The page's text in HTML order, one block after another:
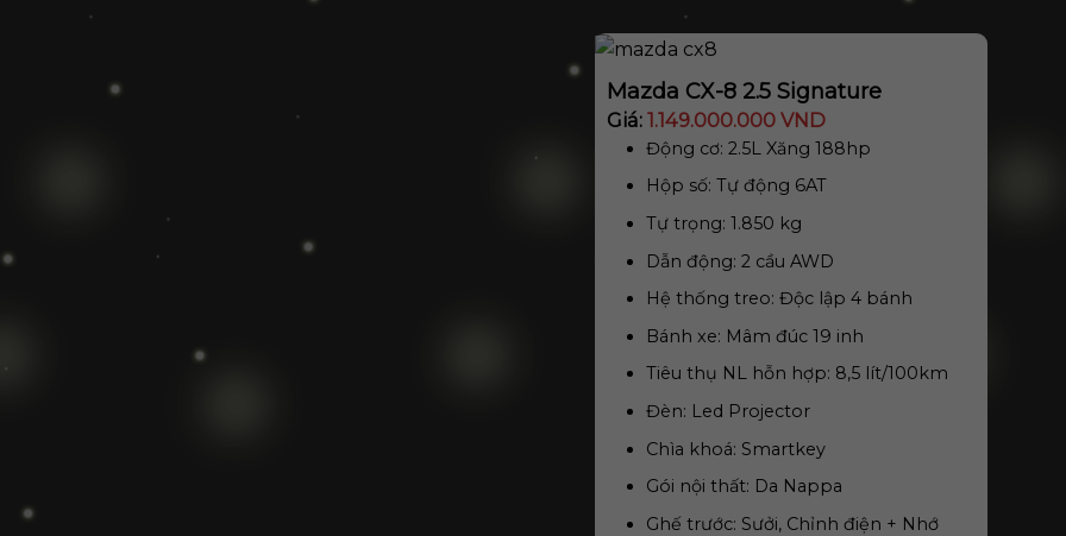
Mazda CX-8 2.5 Signature
Giá: 1.149.000.000 VND
Động cơ: 2.5L Xăng 188hp
Hộp số: Tự động 6AT
Tự trọng: 1.850 kg
Dẫn động: 2 cầu AWD
Hệ thống treo: Độc lập 4 bánh
Bánh xe: Mâm đúc 19 inh
Tiêu thụ NL hỗn hợp: 8,5 lít/100km
Đèn: Led Projector
Chìa khoá: Smartkey
Gói nội thất: Da Nappa
Ghế trước: Sưởi, Chỉnh điện + Nhớ